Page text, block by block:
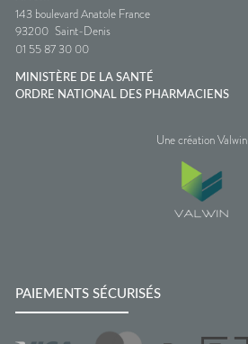
143 boulevard Anatole France
93200 Saint-Denis
01 55 87 30 00
MINISTÈRE DE LA SANTÉ
ORDRE NATIONAL DES PHARMACIENS
Une création Valwin
PAIEMENTS SÉCURISÉS